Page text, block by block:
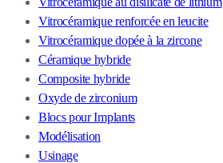
Vitrocéramique renforcée en leucite
Vitrocéramique dopée à la zircone
Céramique hybride
Composite hybride
Oxyde de zirconium
Blocs pour Implants
Modélisation
Usinage